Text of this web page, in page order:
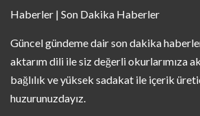
Haberler | Son Dakika Haberler
Güncel gündeme dair son dakika
aktarım dili ile siz değerli okurlarımıza
bağlılık ve yüksek sadakat ile içerik
huzurunuzdayız.